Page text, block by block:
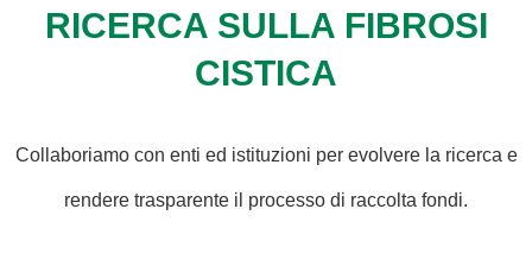
RICERCA SULLA FIBROSI
CISTICA
Collaboriamo con enti ed istituzioni per evolvere la ricerca e
rendere trasparente il processo di raccolta fondi.